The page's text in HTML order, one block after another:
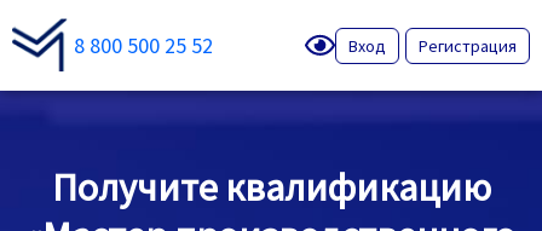
8 800 500 25 52 Вход Регистрация
Получите квалификацию